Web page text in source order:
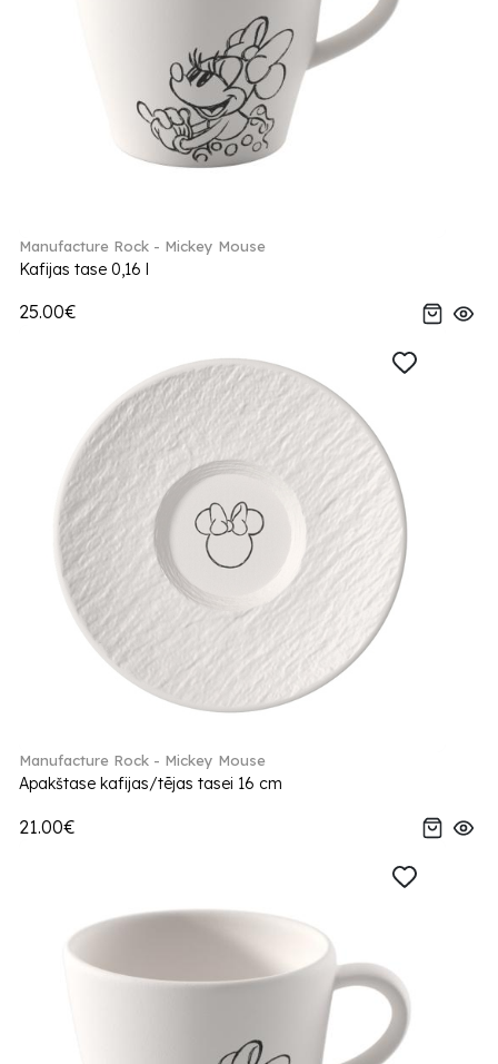
Manufacture Rock - Mickey Mouse
Kafijas tase 0,16 l
25.00€
Manufacture Rock - Mickey Mouse
Apakštase kafijas/tējas tasei 16 cm
21.00€